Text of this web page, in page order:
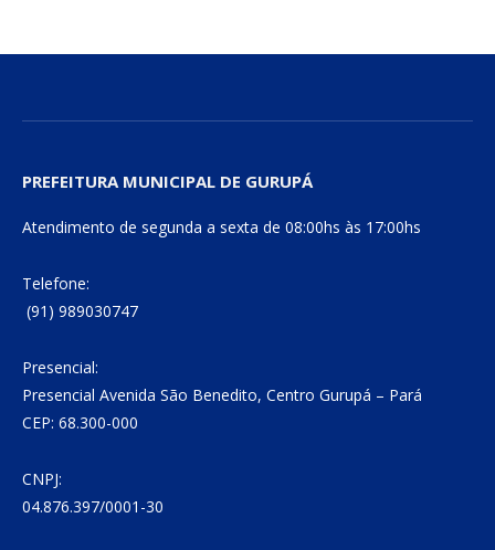
PREFEITURA MUNICIPAL DE GURUPÁ
Atendimento de segunda a sexta de 08:00hs às 17:00hs
Telefone:
(91) 989030747
Presencial:
Presencial Avenida São Benedito, Centro Gurupá – Pará
CEP: 68.300-000
CNPJ:
04.876.397/0001-30